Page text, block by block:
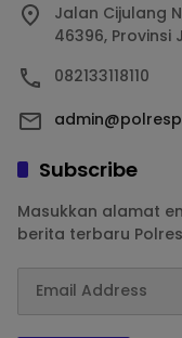
Jalan Cijulang
46396, Provinsi
082133118110
Subscribe
Masukkan alamat
berita terbaru